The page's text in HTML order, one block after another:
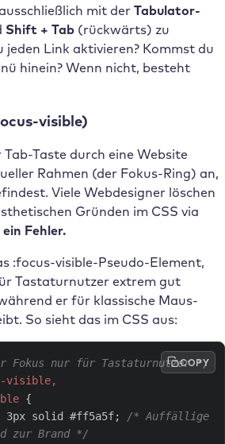
mit der Tabulator-
Shift + Tab (rückwärts) zu
jeden Link aktivieren? Kommst du
hinein? Wenn nicht, besteht
visible)
Taste durch eine Website
Rahmen (der Fokus-Ring) an,
Viele Webdesigner löschen
Gründen im CSS via
Fehler.
:focus-visible-Pseudo-Element,
Tastaturnutzer extrem gut
er für klassische Maus-
So sieht das im CSS aus:
Fokus nur für Tastaturnutzer */
visible,
{
3px solid #ff5a5f;
/* Auffällige
zur Brand */
COPY